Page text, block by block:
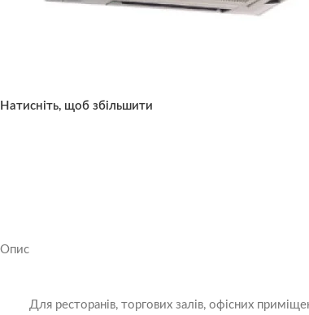
Натисніть, щоб збільшити
Опис
Для ресторанів, торгових залів, офісних